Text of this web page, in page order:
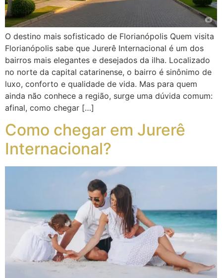
O destino mais sofisticado de Florianópolis Quem visita
Florianópolis sabe que Jurerê Internacional é um dos
bairros mais elegantes e desejados da ilha. Localizado
no norte da capital catarinense, o bairro é sinônimo de
luxo, conforto e qualidade de vida. Mas para quem
ainda não conhece a região, surge uma dúvida comum:
afinal, como chegar […]
Como chegar em Jurerê
Internacional?